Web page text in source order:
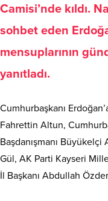
Camisi’nde kıldı.
sohbet eden
mensuplarının
yanıtladı.
Cumhurbaşkanı
Fahrettin Altun,
Başdanışmanı
Gül, AK Parti Kayseri
İl Başkanı Abdullah